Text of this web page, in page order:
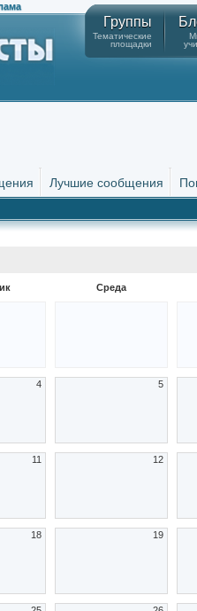
Группы
Тематические
площадки
Лучшие сообщения
Среда
4 5
11 12
18 19